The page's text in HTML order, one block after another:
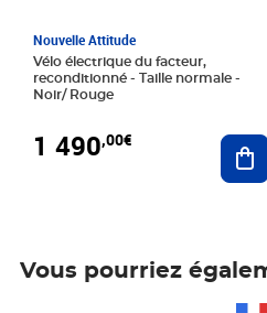
Nouvelle Attitude
Vélo électrique du facteur,
reconditionné - Taille normale -
Noir/ Rouge
1 490,00€
Vous pourriez